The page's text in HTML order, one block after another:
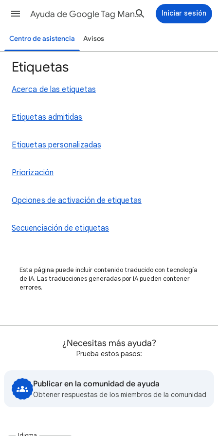
Ayuda de Google Tag Manager Iniciar sesión
Centro de asistencia Avisos
Etiquetas
Acerca de las etiquetas
Etiquetas admitidas
Etiquetas personalizadas
Priorización
Opciones de activación de etiquetas
Secuenciación de etiquetas
Esta página puede incluir contenido traducido con tecnología
de IA. Las traducciones generadas por IA pueden contener
errores.
¿Necesitas más ayuda?
Prueba estos pasos:
Publicar en la comunidad de ayuda
Obtener respuestas de los miembros de la comunidad